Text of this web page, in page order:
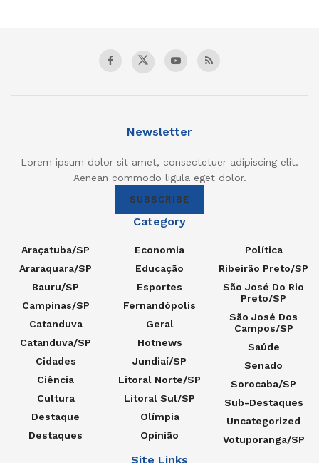
Newsletter
Lorem ipsum dolor sit amet, consectetuer adipiscing elit.
Aenean commodo ligula eget dolor.
SUBSCRIBE
Category
Araçatuba/SP
Araraquara/SP
Bauru/SP
Campinas/SP
Catanduva
Catanduva/SP
Cidades
Ciência
Cultura
Destaque
Destaques
Economia
Educação
Esportes
Fernandópolis
Geral
Hotnews
Jundiaí/SP
Litoral Norte/SP
Litoral Sul/SP
Olímpia
Opinião
Política
Ribeirão Preto/SP
São José Do Rio
Preto/SP
São José Dos
Campos/SP
Saúde
Senado
Sorocaba/SP
Sub-Destaques
Uncategorized
Votuporanga/SP
Site Links